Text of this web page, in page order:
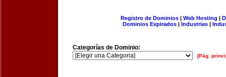
Registro de Dominios| Web Hosting |
Dominios Expirados | Industrias |
Categorías de Dominio:
[Pág.